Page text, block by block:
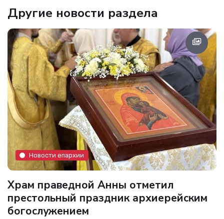
Другие новости раздела
Новости епархии
Храм праведной Анны отметил
престольный праздник архиерейским
богослужением